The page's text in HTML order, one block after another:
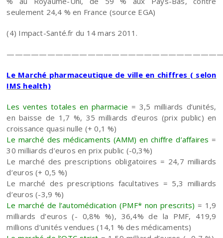
seulement 24,4 % en France (source EGA)
(4) Impact-Santé.fr du 14 mars 2011.
Le Marché pharmaceutique de ville en chiffres ( selon
IMS health)
Les ventes totales en pharmacie = 3,5 milliards d’unités,
en baisse de 1,7 %, 35 milliards d’euros (prix public) en
croissance quasi nulle (+ 0,1 %)
Le marché des médicaments (AMM) en chiffre d’affaires =
30 milliards d’euros en prix public (-0,3%)
Le marché des prescriptions obligatoires = 24,7 milliards
d’euros (+ 0,5 %)
Le marché des prescriptions facultatives = 5,3 milliards
d’euros (-3,9 %)
Le marché de l’automédication (PMF* non prescrits) = 1,9
milliards d’euros (- 0,8% %), 36,4% de la PMF, 419,9
millions d’unités vendues (14,1 % des médicaments)